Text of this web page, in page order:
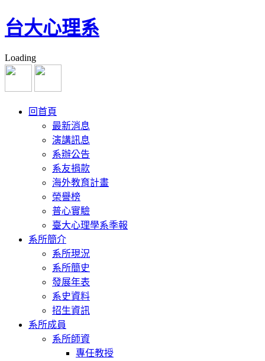
台大心理系
Loading
回首頁
最新消息
演講訊息
系辦公告
系友捐款
海外教育計畫
榮譽榜
普心實驗
臺大心理學系季報
系所簡介
系所現況
系所簡史
發展年表
系史資料
招生資訊
系所成員
系所師資
專任教授